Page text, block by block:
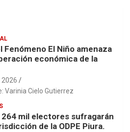
Fenómeno El Niño amenaza
económica de la
2026
Varinia Cielo Gutierrez
264 mil electores sufragarán
de la ODPE Piura.